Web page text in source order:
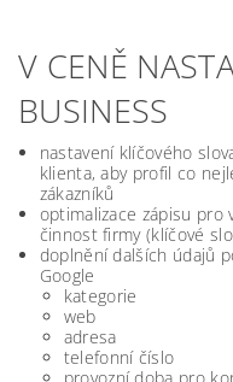
V CENĚ
BUSINESS
nastavení klíčového
klienta, aby profil co
zákazníků
optimalizace zápisu pro
činnost firmy (klíčové
doplnění dalších údajů
Google
kategorie
web
adresa
telefonní číslo